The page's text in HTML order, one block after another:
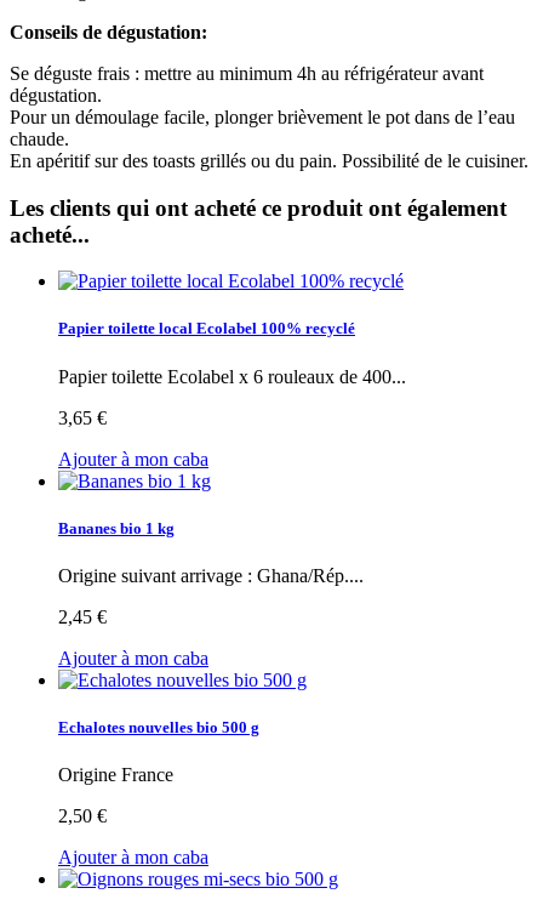
Conseils de dégustation:
Se déguste frais : mettre au minimum 4h au réfrigérateur avant
dégustation.
Pour un démoulage facile, plonger brièvement le pot dans de l’eau
chaude.
En apéritif sur des toasts grillés ou du pain. Possibilité de le cuisiner.
Les clients qui ont acheté ce produit ont également
acheté...
Papier toilette local Ecolabel 100% recyclé
Papier toilette Ecolabel x 6 rouleaux de 400...
3,65 €
Ajouter à mon caba
Bananes bio 1 kg
Origine suivant arrivage : Ghana/Rép....
2,45 €
Ajouter à mon caba
Echalotes nouvelles bio 500 g
Origine France
2,50 €
Ajouter à mon caba